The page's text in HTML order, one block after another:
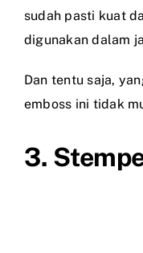
sudah pasti kuat
digunakan dalam
Dan tentu saja,
emboss ini tidak
3.